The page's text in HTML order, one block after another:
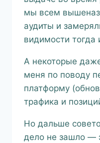
мы всем
аудиты и
видимости тогда
А некоторые
меня по поводу
платформу
трафика и
Но дальше
дело не зашло —